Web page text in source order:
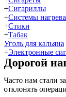
+Сигариллы
+Системы
+Стики
+Табак
Уголь для кальяна
+Электронные
Дорогой
Часто нам стали
отклонять